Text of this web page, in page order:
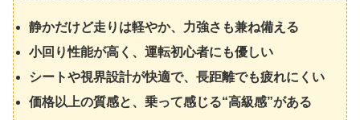
静かだけど走りは軽やか、力強さも兼ね備える
小回り性能が高く、運転初心者にも優しい
シートや視界設計が快適で、長距離でも疲れにくい
価格以上の質感と、乗って感じる“高級感”がある